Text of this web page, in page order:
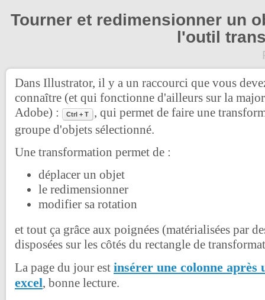
Tourner et redimensionner un
l'outil
Dans Illustrator, il y a un raccourci que vous
connaître (et qui fonctionne d'ailleurs sur la
Adobe) :
Ctrl + T
, qui permet de faire une
groupe d'objets sélectionné.
Une transformation permet de :
déplacer un objet
le redimensionner
modifier sa rotation
et tout ça grâce aux poignées (matérialisées par
disposées sur les côtés du rectangle de
La page du jour est insérer une colonne après
excel, bonne lecture.